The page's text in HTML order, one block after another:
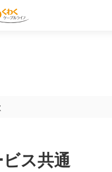
ス共通